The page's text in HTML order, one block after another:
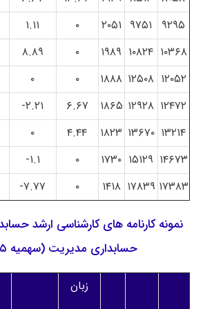
۹۲۹۵
۹۷۵۱ ۲۰۵۱ ۰ ۱.۱۱
۱۰۳۶۸ ۱۰۸۲۴ ۱۹۸۹ ۰ ۸.۸۹
۱۲۰۵۲ ۱۲۵۰۸ ۱۸۸۸ ۰ ۰
۱۲۴۷۲ ۱۲۹۲۸ ۱۸۶۵ ۶.۶۷ ۲.۲۱-
۱۳۲۱۴ ۱۳۶۷۰ ۱۸۲۳ ۴.۴۴ ۰
۱۴۶۷۳ ۱۵۱۲۹ ۱۷۳۰ ۰ ۱.۱-
۱۷۳۸۳ ۱۷۸۳۹ ۱۴۱۸ ۰ ۷.۷۷-
حسابداری مدیریت (سهمیه ۲۵ درصد)
زبان